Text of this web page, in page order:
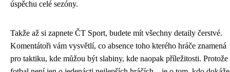
úspěchu celé sezóny.
Takže až si zapnete ČT Sport, budete mít všechny detaily čerstvé.
Komentátoři vám vysvětlí, co absence toho kterého hráče znamená
pro taktiku, kde můžou být slabiny, kde naopak příležitosti. Protože